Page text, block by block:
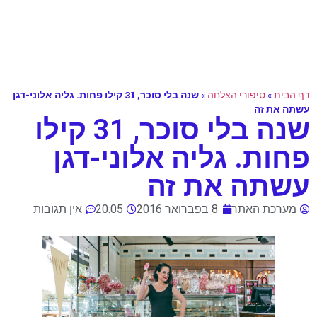
דף הבית»סיפורי הצלחה »
שנה בלי סוכר, 31 קילו פחות. גליה אלוני-דגן
עשתה את זה
שנה בלי סוכר, 31 קילו
פחות. גליה אלוני-דגן
עשתה את זה
מערכת האתר 8 בפברואר 2016 20:05 אין תגובות